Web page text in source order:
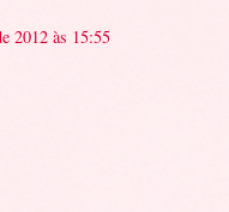
2012 às 15:55